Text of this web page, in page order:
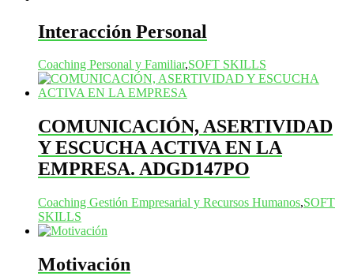
Interacción Personal
Coaching Personal y Familiar,SOFT SKILLS
COMUNICACIÓN, ASERTIVIDAD
Y ESCUCHA ACTIVA EN LA
EMPRESA. ADGD147PO
Coaching Gestión Empresarial y Recursos Humanos,SOFT
SKILLS
Motivación